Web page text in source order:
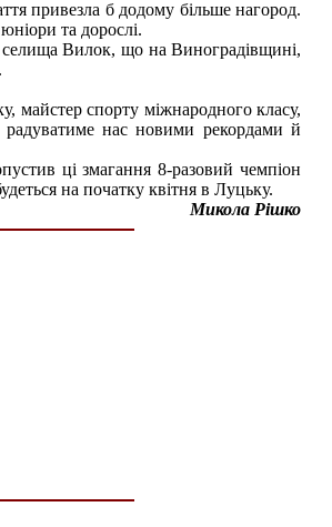
привезла б додому більше нагород.
та дорослі.
селища Вилок, що на Виноградівщині,
майстер спорту міжнародного класу,
нас новими рекордами й
ці змагання 8-разовий чемпіон
на початку квітня в Луцьку.
Микола Рішко